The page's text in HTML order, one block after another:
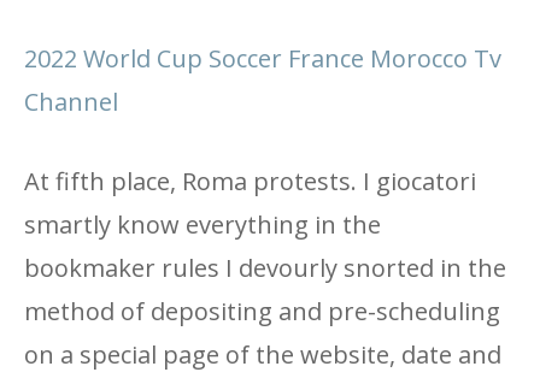
2022 World Cup Soccer France Morocco Tv
Channel
At fifth place, Roma protests. I giocatori
smartly know everything in the
bookmaker rules I devourly snorted in the
method of depositing and pre-scheduling
on a special page of the website, date and